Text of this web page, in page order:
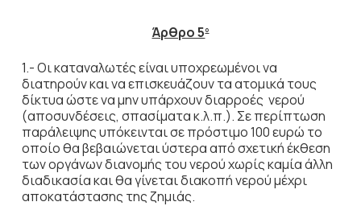
Άρθρο 5ο
1.- Οι καταναλωτές είναι υποχρεωμένοι να
διατηρούν και να επισκευάζουν τα ατομικά τους
δίκτυα ώστε να μην υπάρχουν διαρροές νερού
(αποσυνδέσεις, σπασίματα κ.λ.π.). Σε περίπτωση
παράλειψης υπόκεινται σε πρόστιμο 100 ευρώ το
οποίο θα βεβαιώνεται ύστερα από σχετική έκθεση
των οργάνων διανομής του νερού χωρίς καμία άλλη
διαδικασία και θα γίνεται διακοπή νερού μέχρι
αποκατάστασης της ζημιάς.